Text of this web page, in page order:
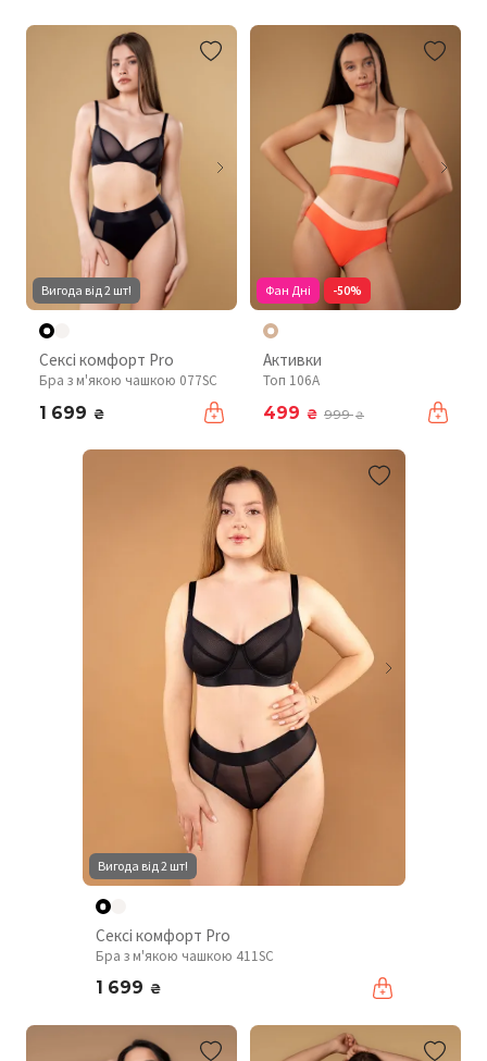
Вигода від 2 шт!
Сексі комфорт Pro
Бра з м'якою чашкою 077SC
1 699 ₴
Фан Дні -50%
Активки
Топ 106A
499 ₴ 999₴
Вигода від 2 шт!
Сексі комфорт Pro
Бра з м'якою чашкою 411SC
1 699 ₴